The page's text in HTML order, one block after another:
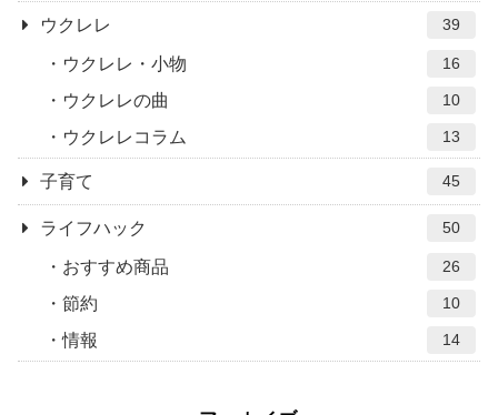
ウクレレ 39
ウクレレ・小物 16
ウクレレの曲 10
ウクレレコラム 13
子育て 45
ライフハック 50
おすすめ商品 26
節約 10
情報 14